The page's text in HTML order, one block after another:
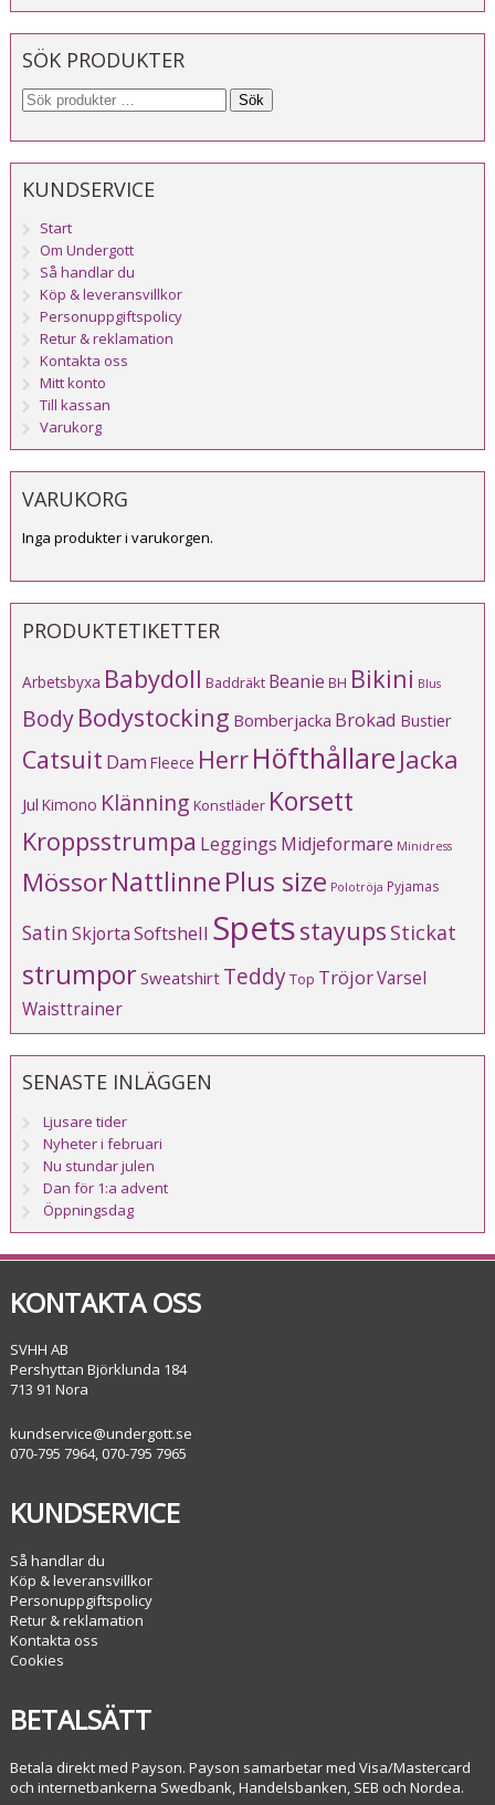
SÖK PRODUKTER
Sök
KUNDSERVICE
Start
Om Undergott
Så handlar du
Köp & leveransvillkor
Personuppgiftspolicy
Retur & reklamation
Kontakta oss
Mitt konto
Till kassan
Varukorg
VARUKORG
Inga produkter i varukorgen.
PRODUKTETIKETTER
Arbetsbyxa Babydoll Baddräkt Beanie BH Bikini Blus
BodyBodystocking Bomberjacka Brokad Bustier
Catsuit Dam Fleece HerrHöfthållare Jacka
Jul Kimono Klänning Konstläder Korsett
Kroppsstrumpa Leggings Midjeformare Minidress
MössorNattlinnePlus size Polotröja Pyjamas
SatinSkjortaSoftshell Spetsstayups Stickat
strumporSweatshirt TeddyTop TröjorVarsel
Waisttrainer
SENASTE INLÄGGEN
Ljusare tider
Nyheter i februari
Nu stundar julen
Dan för 1:a advent
Öppningsdag
KONTAKTA OSS
SVHH AB
Pershyttan Björklunda 184
713 91 Nora
kundservice@undergott.se
070-795 7964, 070-795 7965
KUNDSERVICE
Så handlar du
Köp & leveransvillkor
Personuppgiftspolicy
Retur & reklamation
Kontakta oss
Cookies
BETALSÄTT
Betala direkt med Payson. Payson samarbetar med Visa/Mastercard
och internetbankerna Swedbank, Handelsbanken, SEB och Nordea.